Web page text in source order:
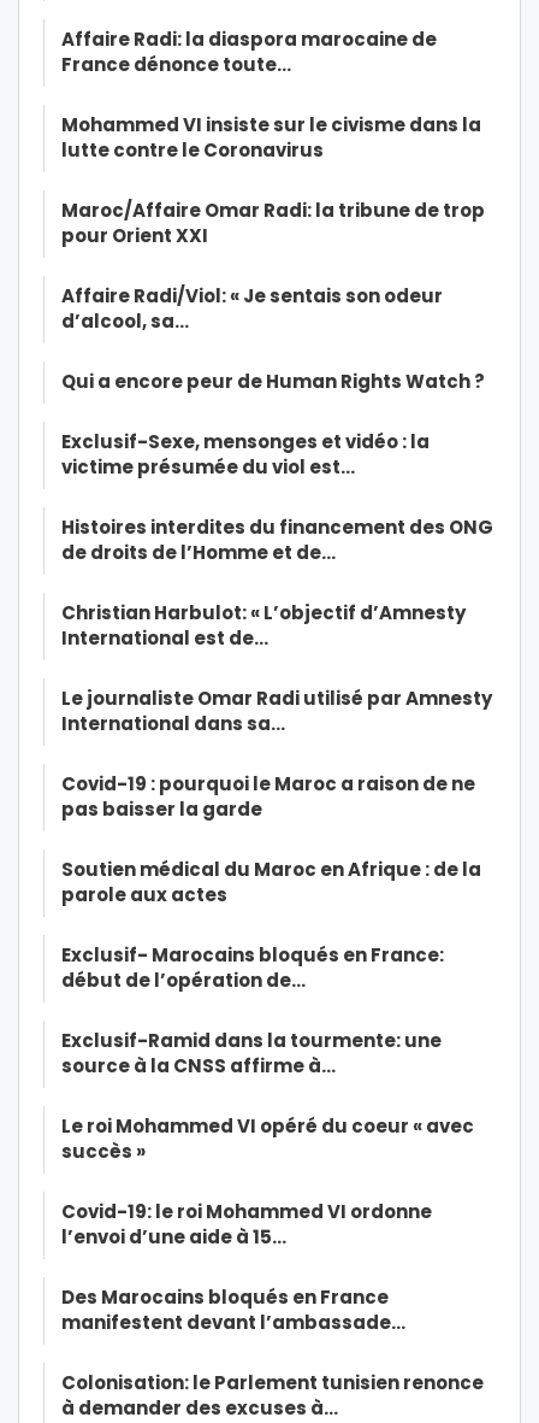
Affaire Radi: la diaspora marocaine de
France dénonce toute…
Mohammed VI insiste sur le civisme dans la
lutte contre le Coronavirus
Maroc/Affaire Omar Radi: la tribune de trop
pour Orient XXI
Affaire Radi/Viol: « Je sentais son odeur
d’alcool, sa…
Qui a encore peur de Human Rights Watch ?
Exclusif-Sexe, mensonges et vidéo : la
victime présumée du viol est…
Histoires interdites du financement des ONG
de droits de l’Homme et de…
Christian Harbulot: « L’objectif d’Amnesty
International est de…
Le journaliste Omar Radi utilisé par Amnesty
International dans sa…
Covid-19 : pourquoi le Maroc a raison de ne
pas baisser la garde
Soutien médical du Maroc en Afrique : de la
parole aux actes
Exclusif- Marocains bloqués en France:
début de l’opération de…
Exclusif-Ramid dans la tourmente: une
source à la CNSS affirme à…
Le roi Mohammed VI opéré du coeur « avec
succès »
Covid-19: le roi Mohammed VI ordonne
l’envoi d’une aide à 15…
Des Marocains bloqués en France
manifestent devant l’ambassade…
Colonisation: le Parlement tunisien renonce
à demander des excuses à…